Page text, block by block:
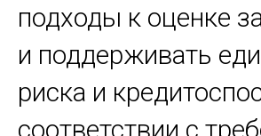
подходы к оценке
и поддерживать
риска и
соответствии с